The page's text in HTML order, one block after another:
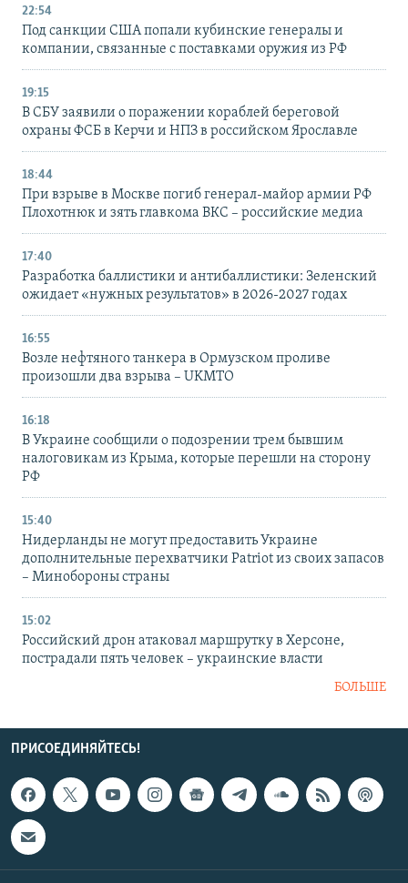
22:54
Под санкции США попали кубинские генералы и
компании, связанные с поставками оружия из РФ
19:15
В СБУ заявили о поражении кораблей береговой
охраны ФСБ в Керчи и НПЗ в российском Ярославле
18:44
При взрыве в Москве погиб генерал-майор армии РФ
Плохотнюк и зять главкома ВКС – российские медиа
17:40
Разработка баллистики и антибаллистики: Зеленский
ожидает «нужных результатов» в 2026-2027 годах
16:55
Возле нефтяного танкера в Ормузском проливе
произошли два взрыва – UKMTO
16:18
В Украине сообщили о подозрении трем бывшим
налоговикам из Крыма, которые перешли на сторону
РФ
15:40
Нидерланды не могут предоставить Украине
дополнительные перехватчики Patriot из своих запасов
– Минобороны страны
15:02
Российский дрон атаковал маршрутку в Херсоне,
пострадали пять человек – украинские власти
БОЛЬШЕ
ПРИСОЕДИНЯЙТЕСЬ!